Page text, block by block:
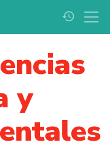
history
y